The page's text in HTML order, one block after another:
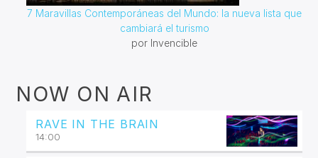
7 Maravillas Contemporáneas del Mundo: la nueva lista que
cambiará el turismo
por Invencible
NOW ON AIR
RAVE IN THE BRAIN
14:00